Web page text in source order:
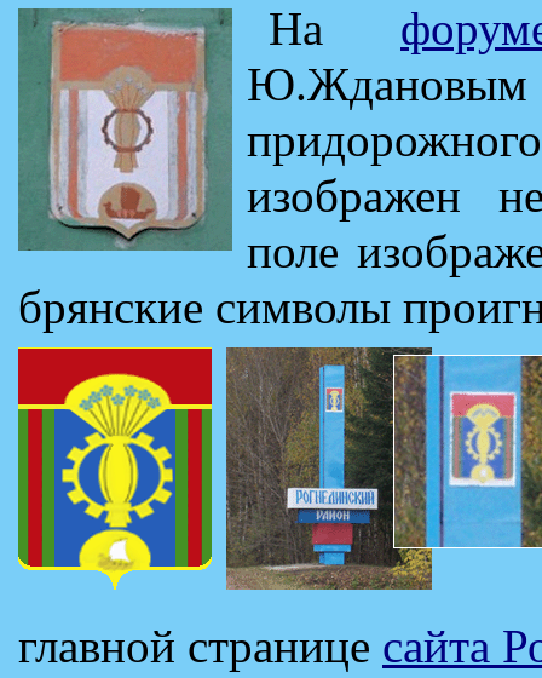
На
Ю.Ждановым
изображен
поле
брянские символы
главной странице сайта